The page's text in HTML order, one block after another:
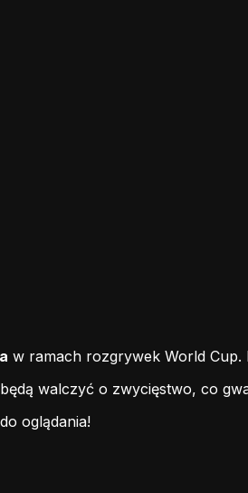
w ramach rozgrywek World Cup.
walczyć o zwycięstwo, co
oglądania!